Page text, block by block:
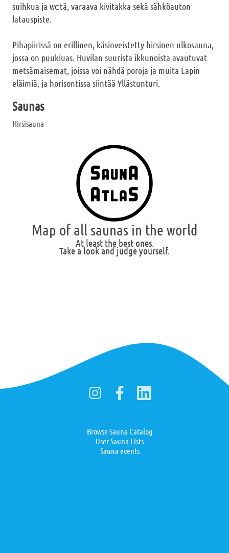
suihkua ja wc:tä, varaava kivitakka sekä sähköauton
latauspiste.
Pihapiirissä on erillinen, käsinveistetty hirsinen ulkosauna,
jossa on puukiuas. Huvilan suurista ikkunoista avautuvat
metsämaisemat, joissa voi nähdä poroja ja muita Lapin
eläimiä, ja horisontissa siintää Yllästunturi.
Saunas
Hirsisauna
Map of all saunas in the world
At least the best ones.
Take a look and judge yourself.
Browse Sauna Catalog
User Sauna Lists
Sauna events